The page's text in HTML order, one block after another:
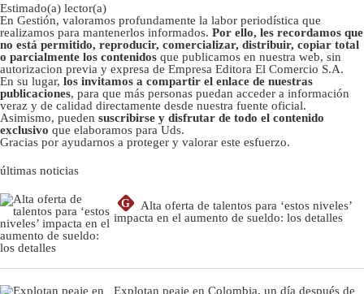
Estimado(a) lector(a)
En Gestión, valoramos profundamente la labor periodística que
realizamos para mantenerlos informados. Por ello, les recordamos que
no está permitido, reproducir, comercializar, distribuir, copiar total
o parcialmente los contenidos que publicamos en nuestra web, sin
autorizacion previa y expresa de Empresa Editora El Comercio S.A.
En su lugar, los invitamos a compartir el enlace de nuestras
publicaciones, para que más personas puedan acceder a información
veraz y de calidad directamente desde nuestra fuente oficial.
Asimismo, pueden suscribirse y disfrutar de todo el contenido
exclusivo que elaboramos para Uds.
Gracias por ayudarnos a proteger y valorar este esfuerzo.
últimas noticias
G
Alta oferta de talentos para ‘estos niveles’
impacta en el aumento de sueldo: los detalles
Explotan peaje en Colombia, un día después de